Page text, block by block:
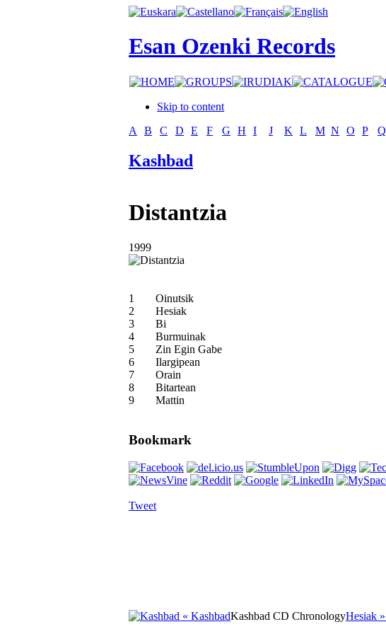
Esan Ozenki Records
Skip to content
A
B C D E F G H I J K L M N O P Q
Kashbad
Distantzia
1999
1
Oinutsik
2
Hesiak
3
Bi
4
Burmuinak
5
Zin Egin Gabe
6
Ilargipean
7
Orain
8
Bitartean
9
Mattin
Bookmark
Tweet
« KashbadKashbad CD ChronologyHesiak »